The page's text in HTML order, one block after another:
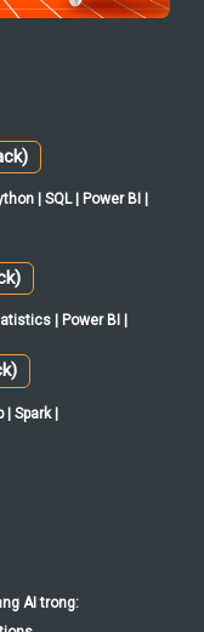
| Power BI |
Spark |
AI trong: